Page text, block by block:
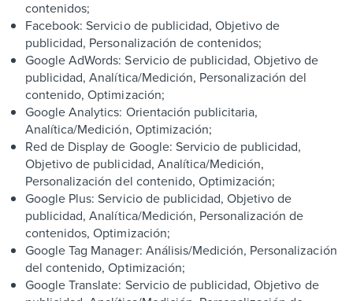
contenidos;
Facebook: Servicio de publicidad, Objetivo de
publicidad, Personalización de contenidos;
Google AdWords: Servicio de publicidad, Objetivo de
publicidad, Analítica/Medición, Personalización del
contenido, Optimización;
Google Analytics: Orientación publicitaria,
Analítica/Medición, Optimización;
Red de Display de Google: Servicio de publicidad,
Objetivo de publicidad, Analítica/Medición,
Personalización del contenido, Optimización;
Google Plus: Servicio de publicidad, Objetivo de
publicidad, Analítica/Medición, Personalización de
contenidos, Optimización;
Google Tag Manager: Análisis/Medición, Personalización
del contenido, Optimización;
Google Translate: Servicio de publicidad, Objetivo de